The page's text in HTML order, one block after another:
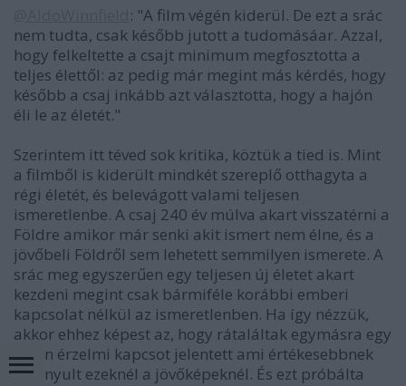
: "A film végén kiderül. De ezt a srác
nem tudta, csak később jutott a tudomásáar. Azzal,
hogy felkeltette a csajt minimum megfosztotta a
teljes élettől: az pedig már megint más kérdés, hogy
később a csaj inkább azt választotta, hogy a hajón
éli le az életét."
Szerintem itt téved sok kritika, köztük a tied is. Mint
a filmből is kiderült mindkét szereplő otthagyta a
régi életét, és belevágott valami teljesen
ismeretlenbe. A csaj 240 év múlva akart visszatérni a
Földre amikor már senki akit ismert nem élne, és a
jövőbeli Földről sem lehetett semmilyen ismerete. A
srác meg egyszerűen egy teljesen új életet akart
kezdeni megint csak bármiféle korábbi emberi
kapcsolat nélkül az ismeretlenben. Ha így nézzük,
akkor ehhez képest az, hogy rátaláltak egymásra egy
olyan érzelmi kapcsot jelentett ami értékesebbnek
bizonyult ezeknél a jövőképeknél. És ezt próbálta